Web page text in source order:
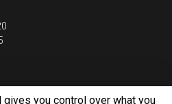
you control over what you